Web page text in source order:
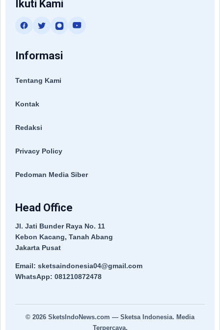
Ikuti Kami
Informasi
Tentang Kami
Kontak
Redaksi
Privacy Policy
Pedoman Media Siber
Head Office
Jl. Jati Bunder Raya No. 11
Kebon Kacang, Tanah Abang
Jakarta Pusat
Email: sketsaindonesia04@gmail.com
WhatsApp: 081210872478
© 2026 SketsIndoNews.com — Sketsa Indonesia. Media
Terpercaya.